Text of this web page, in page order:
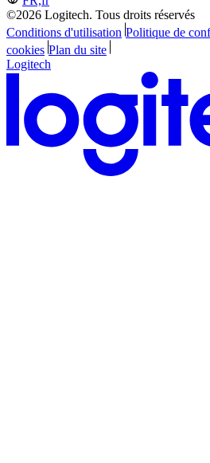
©2026 Logitech. Tous droits réservés
Conditions d'utilisation Politique de
cookies Plan du site
Logitech